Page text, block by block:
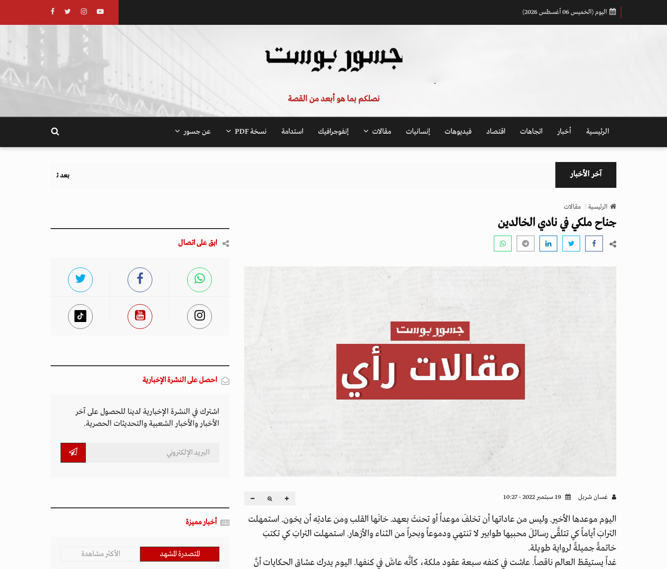
اليوم (الخميس 06 أغسطس 2026)
نصلكم بما هو أبعد من القصة
الرئيسية أخبار اتجاهات اقتصاد فيديوهات إنسانيات مقالات إنفوجرافيك استدامة نسخة PDF عن جسور
آخر الأخبار بعد تحذيرات أوروبية.. كيف يهدد نظام الغذاء
الرئيسية مقالات
جناح ملكي في نادي الخالدين
غسان شربل
اليوم موعدها الأخير. وليس من عاداتها أن تخلفَ موعداً أو تحنثَ بعهد. خانَها القلب ومن عادتِه أن يخون. استمهلت
الترابَ أياماً كي تتلقَّى رسائلَ محبيها طوابير لا تنتهي ودموعاً وبحراً من الثناء والأزهار. استمهلت الترابَ كي تكتبَ
خاتمةً جميلةً لرواية طويلة.
غداً يستيقظ العالم ناقصاً. عاشت في كنفه سبعة عقود ملكة، كأنَّه عاشَ في كنفها. اليوم يدرك عشاق الحكايات أنَّ
ابق على اتصال
احصل على النشرة الإخبارية
اشترك في النشرة الإخبارية لدينا للحصول على آخر
الأخبار والأخبار الشعبية والتحديثات الحصرية.
أخبار مميزة
المتصدرة المشهد الأكثر مشاهدة